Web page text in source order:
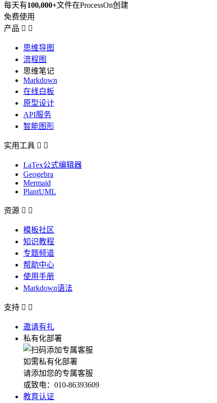
每天有100,000+文件在ProcessOn创建
免费使用
产品  
思维导图
流程图
思维笔记
Markdown
在线白板
原型设计
API服务
智能图形
实用工具  
LaTex公式编辑器
Geogebra
Mermaid
PlantUML
资源  
模板社区
知识教程
专题频道
帮助中心
使用手册
Markdown语法
支持  
邀请有礼
私有化部署
如需私有化部署
请添加您的专属客服
或致电：010-86393609
教育认证